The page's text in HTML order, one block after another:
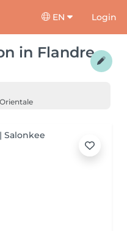
EN Login
in Flandre-